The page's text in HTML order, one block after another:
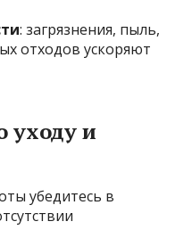
: загрязнения, пыль,
отходов ускоряют
уходу и
убедитесь в